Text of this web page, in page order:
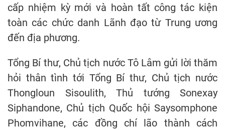
cấp nhiệm kỳ mới và hoàn tất công tác kiện
toàn các chức danh Lãnh đạo từ Trung ương
đến địa phương.
Tổng Bí thư, Chủ tịch nước Tô Lâm gửi lời thăm
hỏi thân tình tới Tổng Bí thư, Chủ tịch nước
Thongloun Sisoulith, Thủ tướng Sonexay
Siphandone, Chủ tịch Quốc hội Saysomphone
Phomvihane, các đồng chí lão thành cách